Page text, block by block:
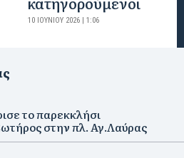
10 ΙΟΥΝΊΟΥ 2026 | 1:06
το παρεκκλήσι
στην πλ. Αγ.Λαύρας